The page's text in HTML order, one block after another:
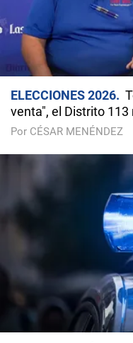
ELECCIONES 2026
venta", el Distrito
Por CÉSAR MENÉNDEZ